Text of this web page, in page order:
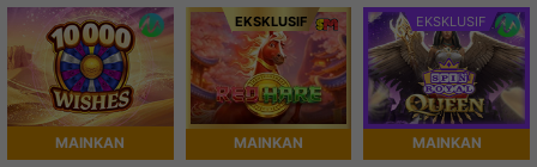
MAINKAN
EKSKLUSIF
MAINKAN
EKSKLUSIF
MAINKAN